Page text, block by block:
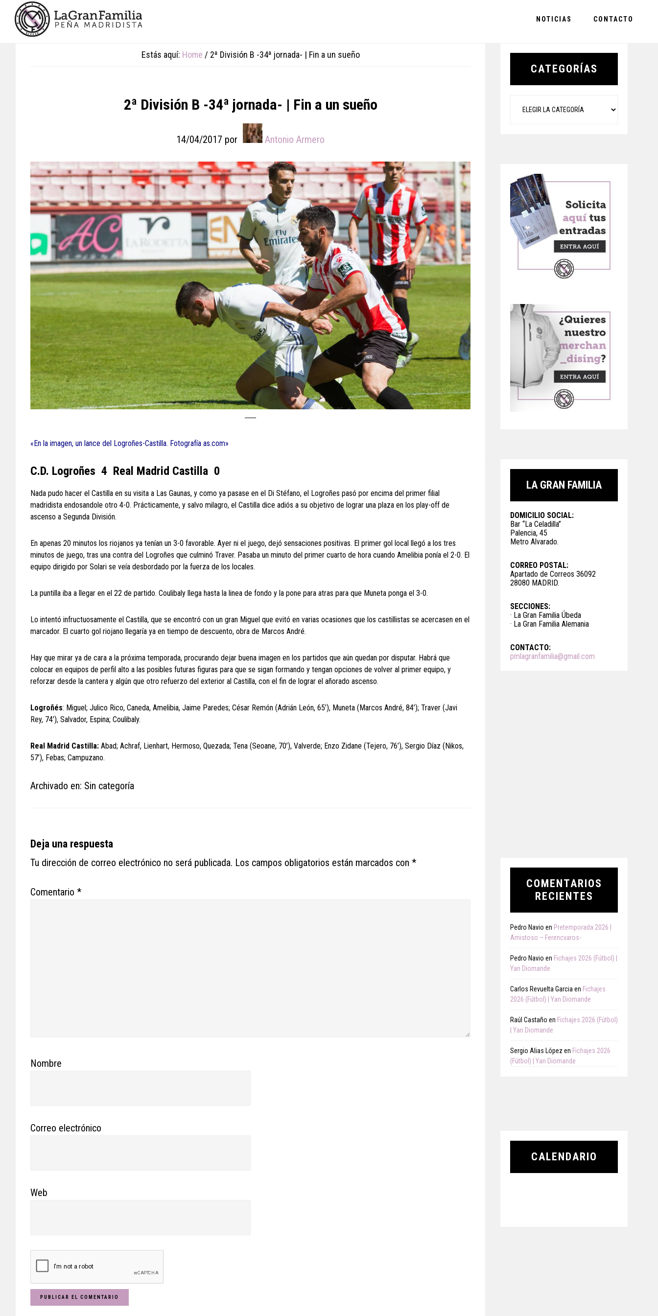
primary
footer
NOTICIAS CONTACTO
Estás aquí: Home / 2ª División B -34ª jornada- | Fin a un sueño
2ª División B -34ª jornada- | Fin a un sueño
14/04/2017 por Antonio Armero
«En la imagen, un lance del Logroñes-Castilla. Fotografía as.com»
C.D. Logroñes 4 Real Madrid Castilla 0
Nada pudo hacer el Castilla en su visita a Las Gaunas, y como ya pasase en el Di Stéfano, el Logroñes pasó por encima del primer filial
madridista endosandole otro 4-0. Prácticamente, y salvo milagro, el Castilla dice adiós a su objetivo de lograr una plaza en los play-off de
ascenso a Segunda División.
En apenas 20 minutos los riojanos ya tenían un 3-0 favorable. Ayer ni el juego, dejó sensaciones positivas. El primer gol local llegó a los tres
minutos de juego, tras una contra del Logroñes que culminó Traver. Pasaba un minuto del primer cuarto de hora cuando Amelibia ponía el 2-0. El
equipo dirigido por Solari se veía desbordado por la fuerza de los locales.
La puntilla iba a llegar en el 22 de partido. Coulibaly llega hasta la linea de fondo y la pone para atras para que Muneta ponga el 3-0.
Lo intentó infructuosamente el Castilla, que se encontró con un gran Miguel que evitó en varias ocasiones que los castillistas se acercasen en el
marcador. El cuarto gol riojano llegaría ya en tiempo de descuento, obra de Marcos André.
Hay que mirar ya de cara a la próxima temporada, procurando dejar buena imagen en los partidos que aún quedan por disputar. Habrá que
colocar en equipos de perfil alto a las posibles futuras figuras para que se sigan formando y tengan opciones de volver al primer equipo, y
reforzar desde la cantera y algún que otro refuerzo del exterior al Castilla, con el fin de lograr el añorado ascenso.
Logroñés: Miguel; Julico Rico, Caneda, Amelibia, Jaime Paredes; César Remón (Adrián León, 65’), Muneta (Marcos André, 84’); Traver (Javi
Rey, 74’), Salvador, Espina; Coulibaly.
Real Madrid Castilla: Abad; Achraf, Lienhart, Hermoso, Quezada; Tena (Seoane, 70’), Valverde; Enzo Zidane (Tejero, 76’), Sergio Díaz (Nikos,
57’), Febas; Campuzano.
Archivado en: Sin categoría
Reader
Interactions
Deja una respuesta
Tu dirección de correo electrónico no será publicada. Los campos obligatorios están marcados con *
Comentario *
Nombre
Correo electrónico
Web
Primary
CATEGORÍAS
LA GRAN FAMILIA
DOMICILIO SOCIAL:
Bar “La Celadilla”
Palencia, 45
Metro Alvarado.
CORREO POSTAL:
Apartado de Correos 36092
28080 MADRID.
SECCIONES:
· La Gran Familia Úbeda
· La Gran Familia Alemania
CONTACTO:
pmlagranfamilia@gmail.com
COMENTARIOS
RECIENTES
Pedro Navio en Pretemporada 2026 |
Amistoso – Ferencvaros-
Pedro Navio en Fichajes 2026 (Fútbol) |
Yan Diomande
Carlos Revuelta Garcia en Fichajes
2026 (Fútbol) | Yan Diomande
Raúl Castaño en Fichajes 2026 (Fútbol)
| Yan Diomande
Sergio Alias López en Fichajes 2026
(Fútbol) | Yan Diomande
CALENDARIO